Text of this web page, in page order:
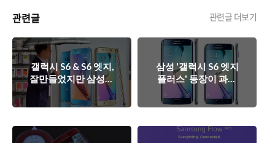
관련글 관련글 더보기
갤럭시 S6 & S6 엣지,
잘만들었지만 삼성의
실패작으로 남을까?
삼성 '갤럭시 S6 엣지
플러스' 등장이 과연
삼성에게 득이 될까?